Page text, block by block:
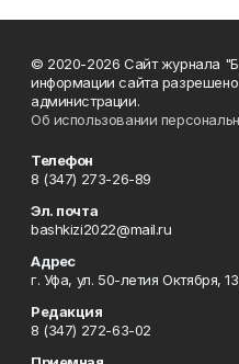
© 2020-2026 Сайт журнала
информации сайта
администрации.
Об использовании
Телефон
8 (347) 273-26-89
Эл. почта
bashkizi2022@mail.ru
Адрес
г. Уфа, ул. 50-летия Октября,
Редакция
8 (347) 272-63-02